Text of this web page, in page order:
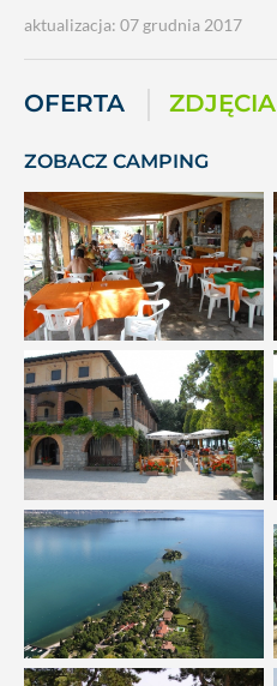
aktualizacja: 07 grudnia 2017
OFERTA ZDJĘCIA
ZOBACZ CAMPING